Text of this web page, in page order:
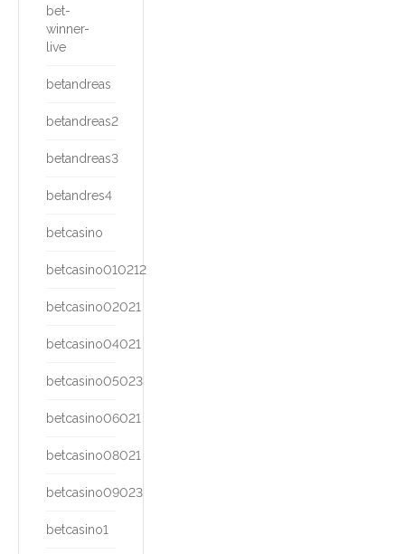
bet-
winner-
live
betandreas
betandreas2
betandreas3
betandres4
betcasino
betcasino010212
betcasino02021
betcasino04021
betcasino05023
betcasino06021
betcasino08021
betcasino09023
betcasino1